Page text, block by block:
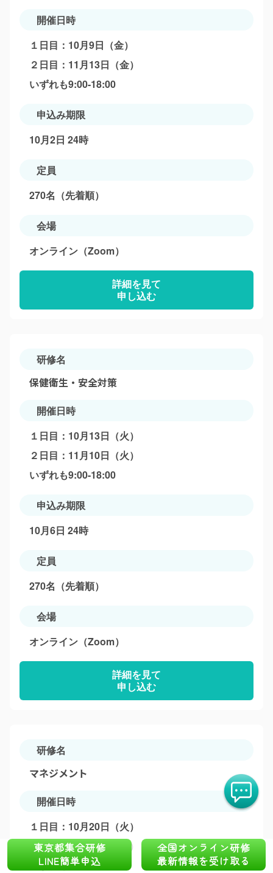
開催日時
１日目：10月9日（金）
２日目：11月13日（金）
いずれも9:00-18:00
申込み期限
10月2日 24時
定員
270名（先着順）
会場
オンライン（Zoom）
詳細を見て
申し込む
研修名
保健衛生・安全対策
開催日時
１日目：10月13日（火）
２日目：11月10日（火）
いずれも9:00-18:00
申込み期限
10月6日 24時
定員
270名（先着順）
会場
オンライン（Zoom）
詳細を見て
申し込む
研修名
マネジメント
開催日時
１日目：10月20日（火）
２日目：11月17日（火）
いずれも9:00-18:00
東京都集合研修
LINE簡単申込
全国オンライン研修
最新情報を受け取る